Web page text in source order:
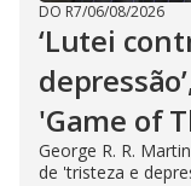
DO R7/06/08/2026
‘Lutei
'Game of
George R. R.
de 'tristeza e